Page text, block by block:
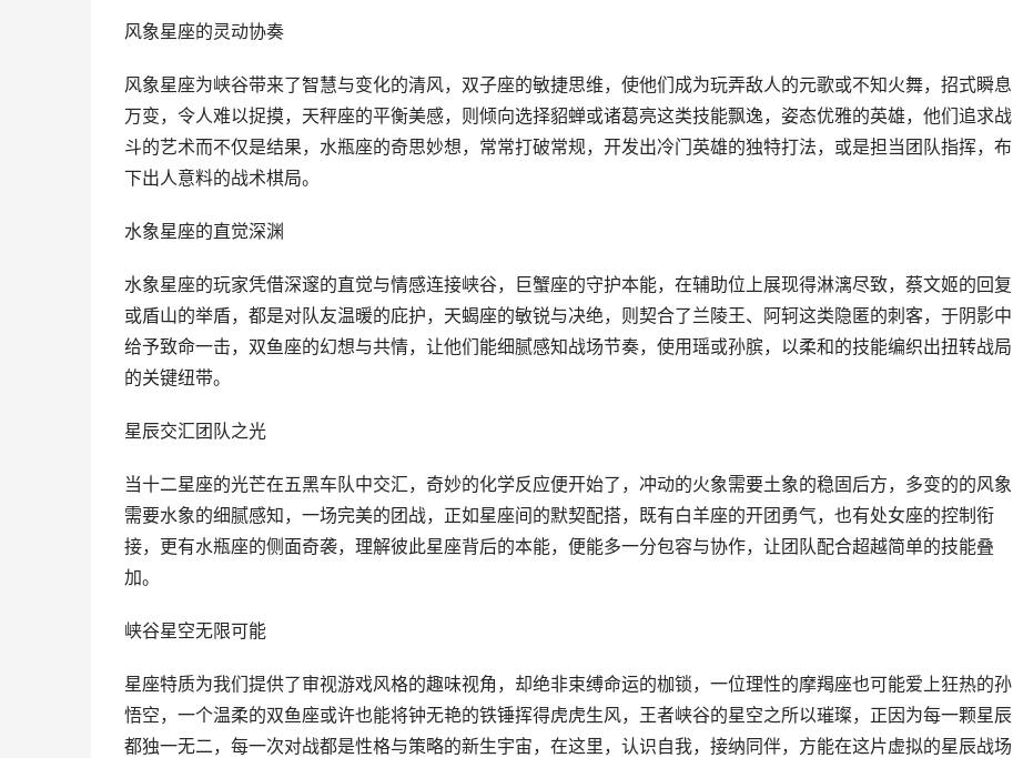
风象星座的灵动协奏
风象星座为峡谷带来了智慧与变化的清风，双子座的敏捷思维，使他们成为玩弄敌人的元歌或不知火舞，招式瞬息
万变，令人难以捉摸，天秤座的平衡美感，则倾向选择貂蝉或诸葛亮这类技能飘逸，姿态优雅的英雄，他们追求战
斗的艺术而不仅是结果，水瓶座的奇思妙想，常常打破常规，开发出冷门英雄的独特打法，或是担当团队指挥，布
下出人意料的战术棋局。
水象星座的直觉深渊
水象星座的玩家凭借深邃的直觉与情感连接峡谷，巨蟹座的守护本能，在辅助位上展现得淋漓尽致，蔡文姬的回复
或盾山的举盾，都是对队友温暖的庇护，天蝎座的敏锐与决绝，则契合了兰陵王、阿轲这类隐匿的刺客，于阴影中
给予致命一击，双鱼座的幻想与共情，让他们能细腻感知战场节奏，使用瑶或孙膑，以柔和的技能编织出扭转战局
的关键纽带。
星辰交汇团队之光
当十二星座的光芒在五黑车队中交汇，奇妙的化学反应便开始了，冲动的火象需要土象的稳固后方，多变的的风象
需要水象的细腻感知，一场完美的团战，正如星座间的默契配搭，既有白羊座的开团勇气，也有处女座的控制衔
接，更有水瓶座的侧面奇袭，理解彼此星座背后的本能，便能多一分包容与协作，让团队配合超越简单的技能叠
加。
峡谷星空无限可能
星座特质为我们提供了审视游戏风格的趣味视角，却绝非束缚命运的枷锁，一位理性的摩羯座也可能爱上狂热的孙
悟空，一个温柔的双鱼座或许也能将钟无艳的铁锤挥得虎虎生风，王者峡谷的星空之所以璀璨，正因为每一颗星辰
都独一无二，每一次对战都是性格与策略的新生宇宙，在这里，认识自我，接纳同伴，方能在这片虚拟的星辰战场